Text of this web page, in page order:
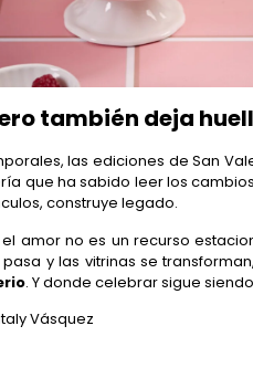
también deja
las ediciones de San
que ha sabido leer los
construye legado.
el amor no es un recurso
y las vitrinas se
. Y donde celebrar sigue
Vásquez